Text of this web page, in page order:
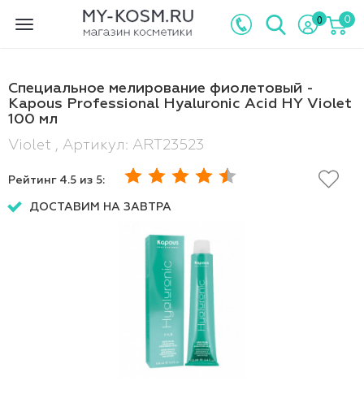
Toggle
0 0
Специальное мелирование фиолетовый -
Kapous Professional Hyaluronic Acid HY Violet
100 мл
Violet , Артикул: ART23523
Рейтинг 4.5 из 5:
ДОСТАВИМ НА ЗАВТРА